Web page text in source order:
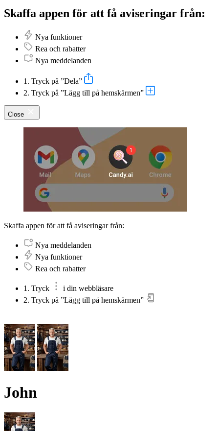
Skaffa appen för att få aviseringar från:
Nya funktioner
Rea och rabatter
Nya meddelanden
1. Tryck på ”Dela”
2. Tryck på ”Lägg till på hemskärmen”
Close
Skaffa appen för att få aviseringar från:
Nya meddelanden
Nya funktioner
Rea och rabatter
1. Tryck
i din webbläsare
2. Tryck på ”Lägg till på hemskärmen”
John